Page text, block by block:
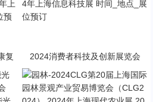
复
2
预
2024消费者科技及创新展览会
（CTIS） 2024年上海通信展,202
4年上海信息科技展 时间_地点_展
位预订